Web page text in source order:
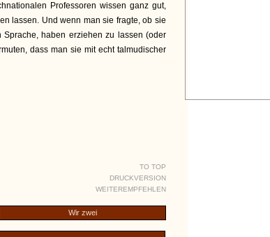
Professoren wissen ganz gut,
lassen. Und wenn man sie fragte, ob sie
haben erziehen zu lassen (oder
dass man sie mit echt talmudischer
TO TOP
DRUCKVERSION
WEITEREMPFEHLEN
Wir zwei